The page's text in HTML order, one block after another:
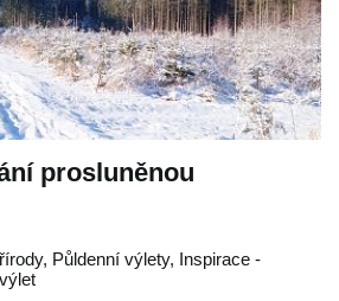
prosluněnou
Půldenní výlety, Inspirace -